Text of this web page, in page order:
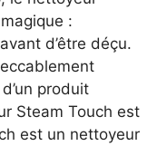
:
d’être déçu.
produit
Steam Touch est
est un nettoyeur